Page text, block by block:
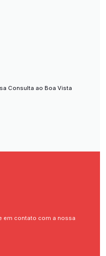
Consulta ao Boa Vista
em contato com a nossa